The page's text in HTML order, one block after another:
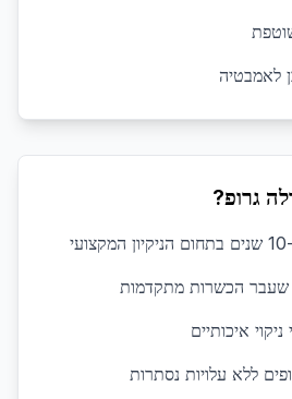
לאמבטיה
גרופ?
שעבר הכשרות מתקדמות
איכותיים
ללא עלויות נסתרות